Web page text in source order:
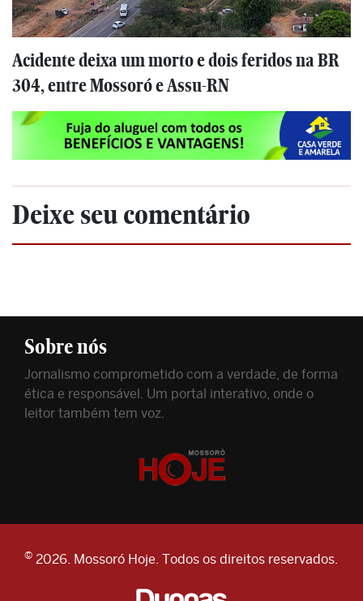
Acidente deixa um morto e dois feridos na BR
304, entre Mossoró e Assu-RN
Deixe seu comentário
Sobre nós
Jornalismo comprometido com a verdade, de forma
ética e responsável. Um portal interativo, onde o
leitor também tem voz.
© 2026. Mossoró Hoje. Todos os direitos reservados.